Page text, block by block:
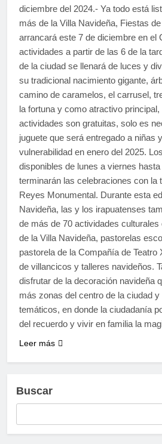
diciembre del 2024.- Ya todo está
más de la Villa Navideña, Fiestas
arrancará este 7 de diciembre en el
actividades a partir de las 6 de la
de la ciudad se llenará de luces y
su tradicional nacimiento gigante,
camino de caramelos, el carrusel,
la fortuna y como atractivo
actividades son gratuitas, solo es
juguete que será entregado a niñas
vulnerabilidad en enero del 2025.
disponibles de lunes a viernes
terminarán las celebraciones con la
Reyes Monumental. Durante esta
Navideña, las y los irapuatenses
de más de 70 actividades
de la Villa Navideña, pastorelas
pastorela de la Compañía de Teatro
de villancicos y talleres navideños.
disfrutar de la decoración navideña
más zonas del centro de la ciudad
temáticos, en donde la ciudadanía
del recuerdo y vivir en familia la
Leer más
Buscar